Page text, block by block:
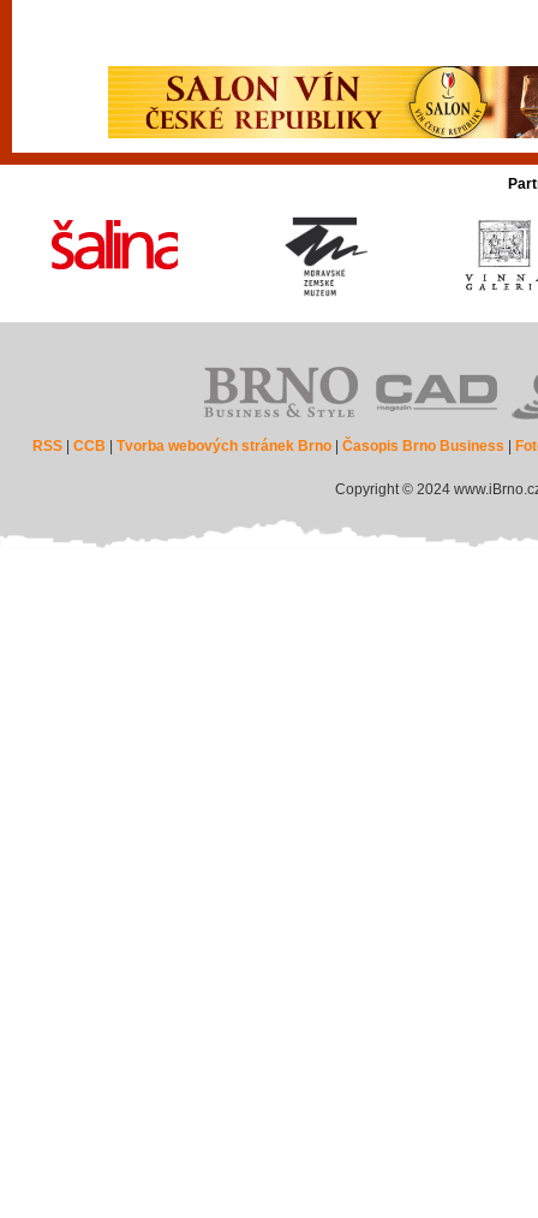
RSS |CCB |Tvorba webových stránek Brno |Časopis Brno Business
Copyright © 2024